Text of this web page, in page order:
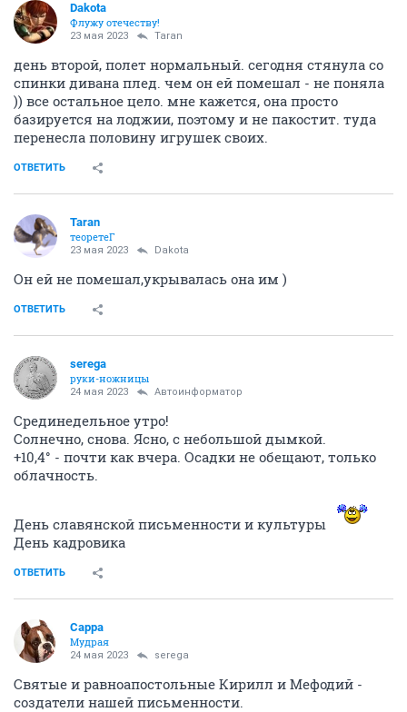
Dаkota
Флужу отечеству!
23 мая 2023 Taran
день второй, полет нормальный. сегодня стянула со
спинки дивана плед. чем он ей помешал - не поняла
)) все остальное цело. мне кажется, она просто
базируется на лоджии, поэтому и не пакостит. туда
перенесла половину игрушек своих.
ОТВЕТИТЬ
Taran
теоретеГ
23 мая 2023 Dаkota
Он ей не помешал,укрывалась она им )
ОТВЕТИТЬ
serega
руки-ножницы
24 мая 2023 Автоинформатор
Срединедельное утро!
Солнечно, снова. Ясно, с небольшой дымкой.
+10,4° - почти как вчера. Осадки не обещают, только
облачность.
День славянской письменности и культуры
День кадровика
ОТВЕТИТЬ
Сарра
Мудрая
24 мая 2023 serega
Святые и равноапостольные Кирилл и Мефодий -
создатели нашей письменности.